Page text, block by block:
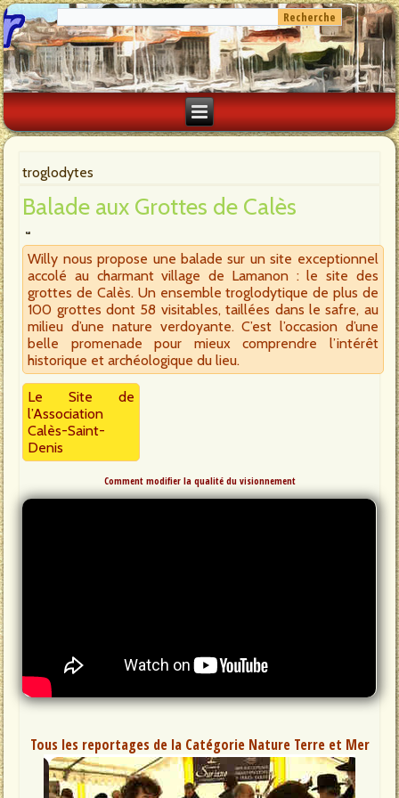
troglodytes
Balade aux Grottes de Calès
Willy nous propose une balade sur un site exceptionnel
accolé au charmant village de Lamanon : le site des
grottes de Calès. Un ensemble troglodytique de plus de
100 grottes dont 58 visitables, taillées dans le safre, au
milieu d’une nature verdoyante. C’est l’occasion d’une
belle promenade pour mieux comprendre l’intérêt
historique et archéologique du lieu.
Le Site de
l’Association
Calès-Saint-
Denis
Comment modifier la qualité du visionnement
Tous les reportages de la Catégorie Nature Terre et Mer